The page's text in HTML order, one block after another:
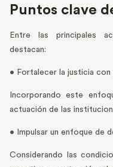
Puntos clave
Entre las principales
destacan:
• Fortalecer la justicia
Incorporando este
actuación de las
• Impulsar un enfoque de
Considerando las